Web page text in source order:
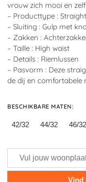
vrouw zich mooi en
– Producttype :
– Sluiting : Gulp met
– Zakken :
– Taille : High waist
– Details : Riemlussen
– Pasvorm : Deze
de dij en comfortabele
BESCHIKBARE MATEN:
42/32 44/32 46/32